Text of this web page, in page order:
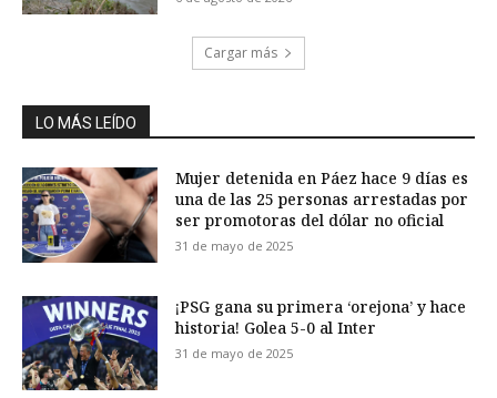
Cargar más
LO MÁS LEÍDO
Mujer detenida en Páez hace 9 días es
una de las 25 personas arrestadas por
ser promotoras del dólar no oficial
31 de mayo de 2025
¡PSG gana su primera ‘orejona’ y hace
historia! Golea 5-0 al Inter
31 de mayo de 2025